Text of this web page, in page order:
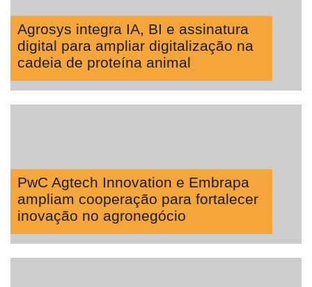
Agrosys integra IA, BI e assinatura
digital para ampliar digitalização na
cadeia de proteína animal
PwC Agtech Innovation e Embrapa
ampliam cooperação para fortalecer
inovação no agronegócio